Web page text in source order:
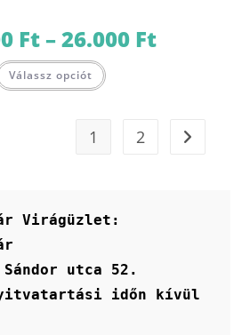
Ft–26.000 Ft17.900 Ft
Válassz opciót a
1 2
Virágüzlet:
Sándor utca 52.
időn kívül